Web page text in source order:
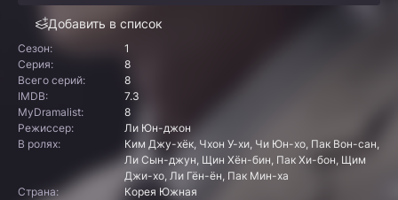
Добавить в список
Сезон:
1
Серия:
8
Всего серий:
8
IMDB:
7.3
MyDramalist:
8
Режиссер:
Ли Юн-джон
В ролях:
Ким Джу-хёк, Чхон У-хи, Чи Юн-хо, Пак Вон-сан,
Ли Сын-джун, Щин Хён-бин, Пак Хи-бон, Щим
Джи-хо, Ли Гён-ён, Пак Мин-ха
Страна:
Корея Южная